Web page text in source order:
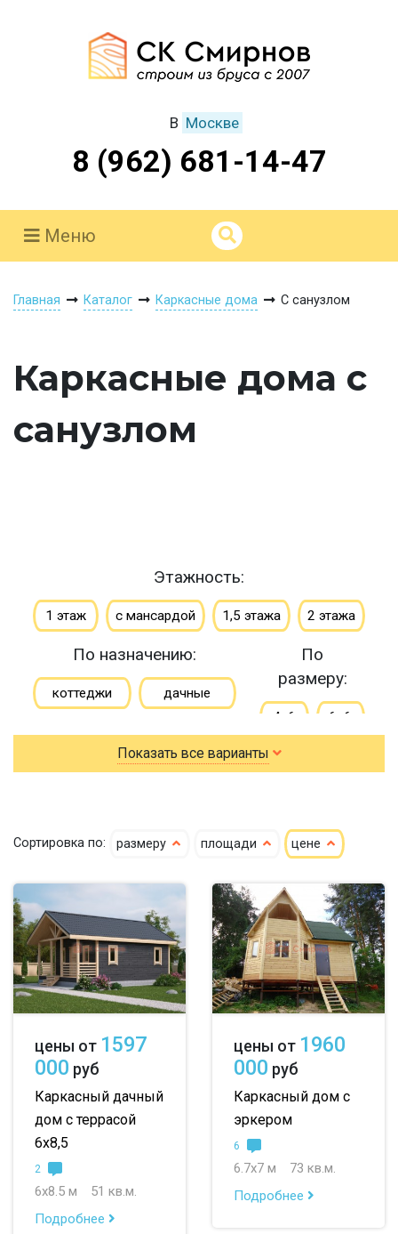
В Москве
8 (962) 681-14-47
Меню
Главная Каталог Каркасные дома С санузлом
Каркасные дома с
санузлом
Этажность:
1 этаж с мансардой 1,5 этажа 2 этажа
По назначению:
коттеджи дачные
зимние
для постоянного проживания
По
размеру:
4х6 6х6
6х7
7х9 7х10
9х9
10х12
большие
маленькие
до 50 м
до 150 м
Показать все варианты
Сортировка по: размеру площади цене
цены от 1597
000 руб
Каркасный дачный
дом с террасой
6х8,5
2
6х8.5 м
51 кв.м.
Подробнее
цены от 1960
000 руб
Каркасный дом с
эркером
6
6.7х7 м
73 кв.м.
Подробнее